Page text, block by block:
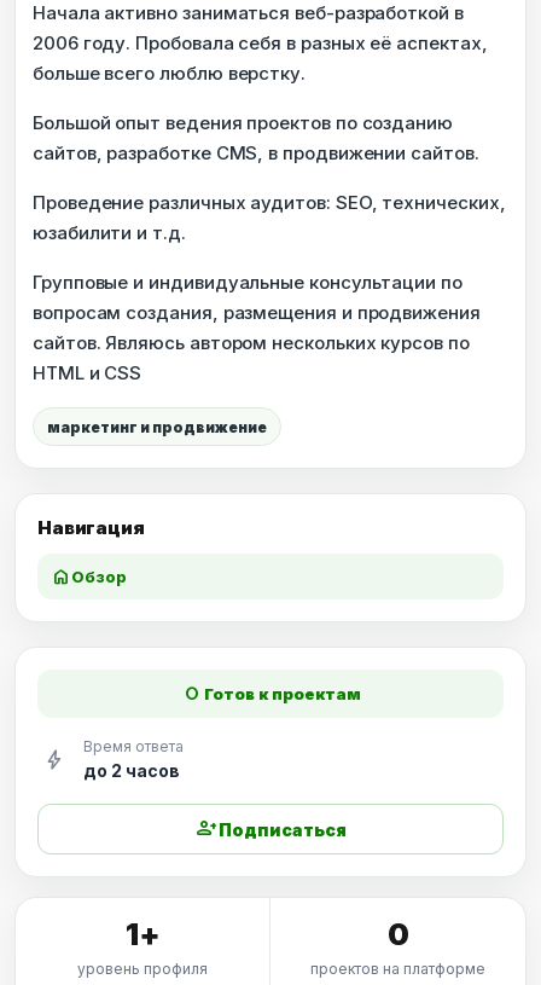
Навигация
home Обзор
Начала активно заниматься веб-разработкой в
2006 году. Пробовала себя в разных её аспектах,
больше всего люблю верстку.
Большой опыт ведения проектов по созданию
сайтов, разработке CMS, в продвижении сайтов.
Проведение различных аудитов: SEO, технических,
юзабилити и т.д.
Групповые и индивидуальные консультации по
вопросам создания, размещения и продвижения
сайтов. Являюсь автором нескольких курсов по
HTML и CSS
маркетинг и продвижение
fiber_manual_record Готов к проектам
bolt Время ответа
до 2 часов
person_addПодписаться
1+
уровень профиля
0
проектов на платформе